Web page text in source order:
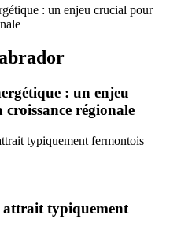
: un enjeu
régionale
attrait typiquement